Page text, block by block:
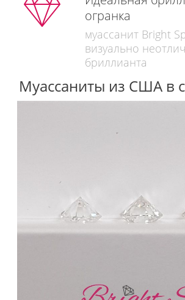
огранка
муассанит Bright
визуально
бриллианта
Муассаниты из США в